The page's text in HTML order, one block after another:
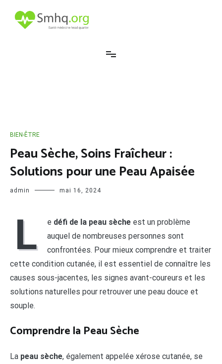
contenu
BIEN-ÊTRE
Peau Sèche, Soins Fraîcheur :
Solutions pour une Peau Apaisée
admin mai 16, 2024
L e défi de la peau sèche est un problème
auquel de nombreuses personnes sont
confrontées. Pour mieux comprendre et traiter
cette condition cutanée, il est essentiel de connaître les
causes sous-jacentes, les signes avant-coureurs et les
solutions naturelles pour retrouver une peau douce et
souple.
Comprendre la Peau Sèche
La peau sèche, également appelée xérose cutanée, se